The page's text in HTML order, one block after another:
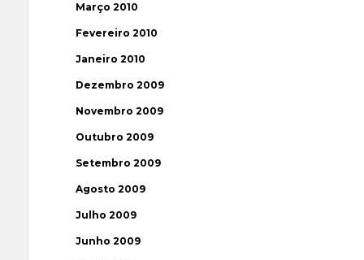
Março 2010
Fevereiro 2010
Janeiro 2010
Dezembro 2009
Novembro 2009
Outubro 2009
Setembro 2009
Agosto 2009
Julho 2009
Junho 2009